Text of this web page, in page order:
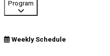
Program
Weekly Schedule